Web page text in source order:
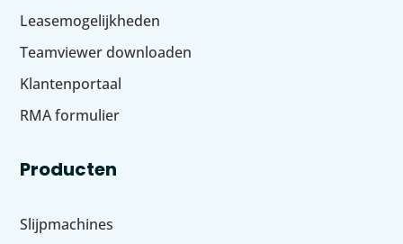
Leasemogelijkheden
Teamviewer downloaden
Klantenportaal
RMA formulier
Producten
Slijpmachines